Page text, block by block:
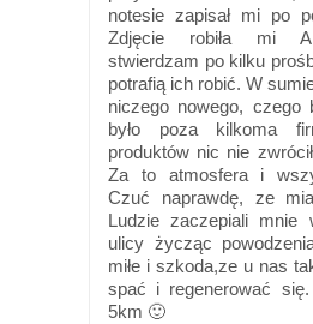
notesie zapisał mi po
Zdjęcie robiła mi
stwierdzam po kilku
potrafią ich robić. W
niczego nowego,
było poza kilkoma
produktów nic nie
Za to atmosfera i
Czuć naprawdę, ze
Ludzie zaczepiali mnie
ulicy życząc
miłe i szkoda,ze u nas
spać i regenerować
5km 🙂